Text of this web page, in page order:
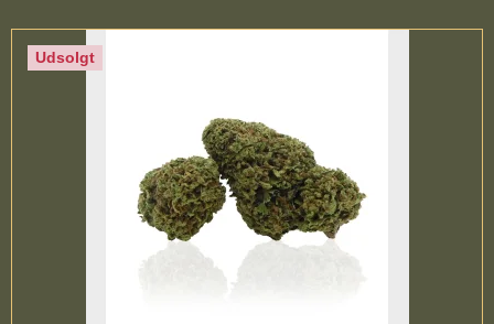
Udsolgt